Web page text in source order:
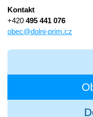
Kontakt
+420 495 441 076
obec@dolni-prim.cz